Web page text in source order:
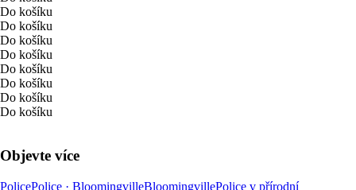
Do košíku
Do košíku
Do košíku
Do košíku
Do košíku
Do košíku
Do košíku
Do košíku
Objevte více
PolicePolice · BloomingvilleBloomingvillePolice v přírodní